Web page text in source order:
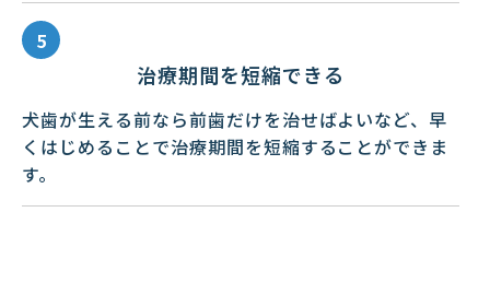
治療期間を短縮できる
犬歯が生える前なら前歯だけを治せばよいなど、早
くはじめることで治療期間を短縮することができま
す。